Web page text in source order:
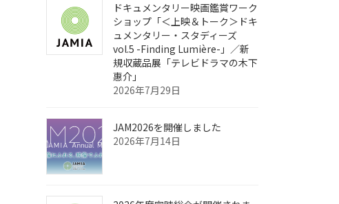
ドキュメンタリー映画鑑賞ワーク
ショップ「＜上映＆トーク＞ドキ
ュメンタリー・スタディーズ
vol.5 -Finding Lumière-」／新
規収蔵品展「テレビドラマの木下
惠介」
2026年7月29日
JAM2026を開催しました
2026年7月14日